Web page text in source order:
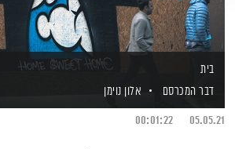
בית
דבר המכרסם
אלון נוימן
05.05.21
00:01:22